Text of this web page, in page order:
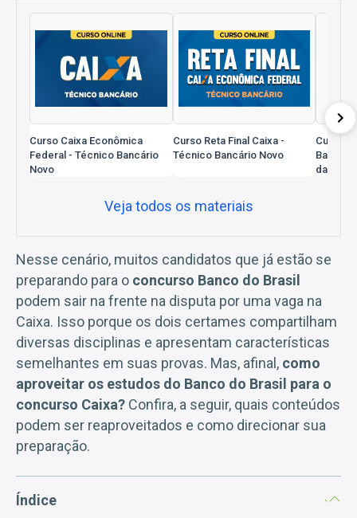
Curso Caixa Econômica
Federal - Técnico Bancário
Novo
Curso Reta Final Caixa -
Técnico Bancário Novo
Curso
da
Veja todos os materiais
Nesse cenário, muitos candidatos que já estão se
preparando para o concurso Banco do Brasil
podem sair na frente na disputa por uma vaga na
Caixa. Isso porque os dois certames compartilham
diversas disciplinas e apresentam características
semelhantes em suas provas. Mas, afinal, como
aproveitar os estudos do Banco do Brasil para o
concurso Caixa? Confira, a seguir, quais conteúdos
podem ser reaproveitados e como direcionar sua
preparação.
Índice